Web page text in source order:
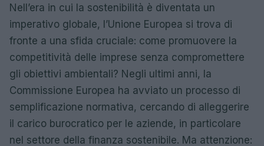
Nell’era in cui la sostenibilità è diventata un
imperativo globale, l’Unione Europea si trova di
fronte a una sfida cruciale: come promuovere la
competitività delle imprese senza compromettere
gli obiettivi ambientali? Negli ultimi anni, la
Commissione Europea ha avviato un processo di
semplificazione normativa, cercando di alleggerire
il carico burocratico per le aziende, in particolare
nel settore della finanza sostenibile. Ma attenzione: